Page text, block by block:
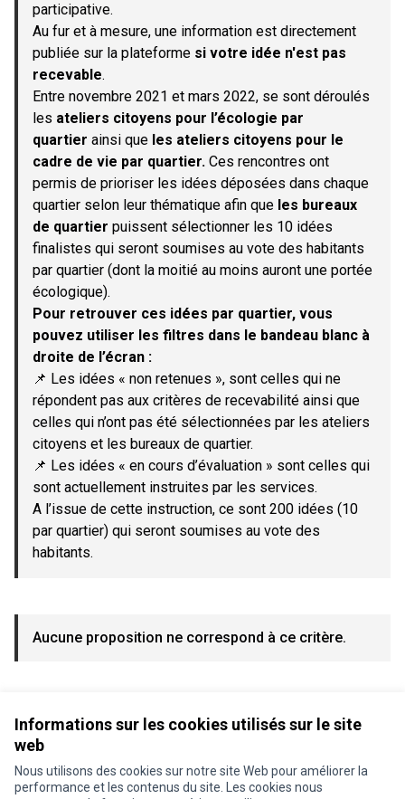
Informations sur les cookies utilisés sur le site
web
Nous utilisons des cookies sur notre site Web pour améliorer la
performance et les contenus du site. Les cookies nous
participative.
Au fur et à mesure, une information est directement
publiée sur la plateforme si votre idée n'est pas
recevable.
Entre novembre 2021 et mars 2022, se sont déroulés
les ateliers citoyens pour l’écologie par
quartier ainsi que les ateliers citoyens pour le
cadre de vie par quartier. Ces rencontres ont
permis de prioriser les idées déposées dans chaque
quartier selon leur thématique afin que les bureaux
de quartier puissent sélectionner les 10 idées
finalistes qui seront soumises au vote des habitants
par quartier (dont la moitié au moins auront une portée
écologique).
Pour retrouver ces idées par quartier, vous
pouvez utiliser les filtres dans le bandeau blanc à
droite de l’écran :
📌 Les idées « non retenues », sont celles qui ne
répondent pas aux critères de recevabilité ainsi que
celles qui n’ont pas été sélectionnées par les ateliers
citoyens et les bureaux de quartier.
📌 Les idées « en cours d’évaluation » sont celles qui
sont actuellement instruites par les services.
A l’issue de cette instruction, ce sont 200 idées (10
par quartier) qui seront soumises au vote des
habitants.
Aucune proposition ne correspond à ce critère.
Conditions d'utilisation
Paramètres des cookies